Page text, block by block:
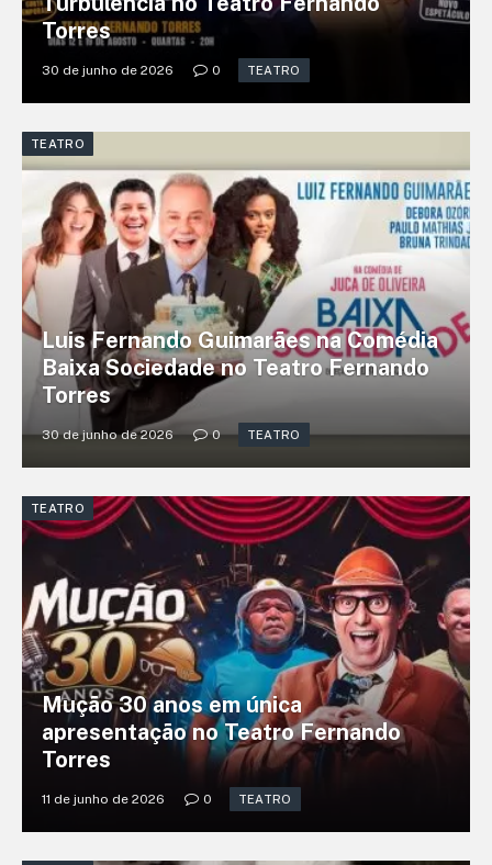
Torres
30 de junho de 2026 0 TEATRO
TEATRO
Luis Fernando Guimarães na Comédia
Baixa Sociedade no Teatro Fernando
Torres
30 de junho de 2026 0 TEATRO
TEATRO
Mução 30 anos em única
apresentação no Teatro Fernando
Torres
11 de junho de 2026 0 TEATRO